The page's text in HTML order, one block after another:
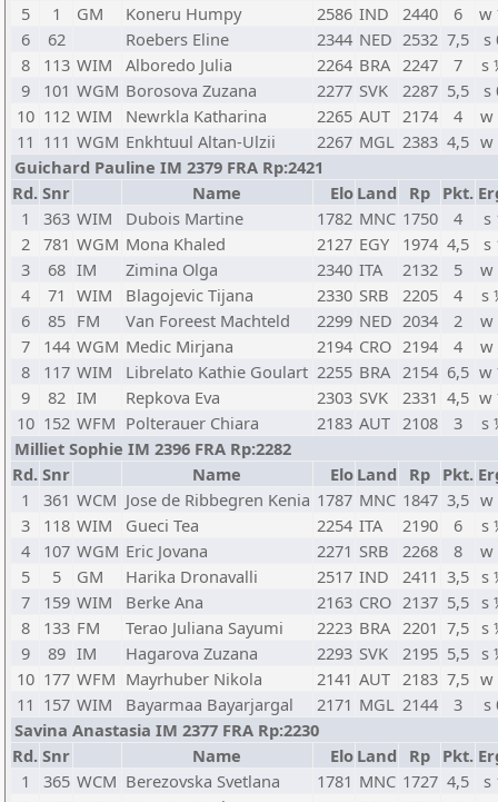
5
1 GM Koneru Humpy 2586 IND 2440 6
w
6
62 Roebers Eline 2344 NED 2532 7,5
s
8
113 WIM Alboredo Julia 2264 BRA 2247 7
s
9
101 WGM Borosova Zuzana 2277 SVK 2287 5,5
s
10 112 WIM Newrkla Katharina 2265 AUT 2174 4
w
11 111 WGM Enkhtuul Altan-Ulzii 2267 MGL 2383 4,5 w
Guichard Pauline IM 2379 FRA Rp:2421
Rd. Snr Name Elo Land Rp Pkt.
1
363 WIM Dubois Martine 1782 MNC 1750 4
s
2 781 WGM Mona Khaled 2127 EGY 1974 4,5
s
3
68 IM Zimina Olga 2340 ITA 2132 5
w
4
71 WIM Blagojevic Tijana 2330 SRB 2205 4
s
6
85 FM Van Foreest Machteld 2299 NED 2034 2
w
7
144 WGM Medic Mirjana 2194 CRO 2194 4
w
8
117 WIM Librelato Kathie Goulart 2255 BRA 2154 6,5 w
9
82 IM Repkova Eva 2303 SVK 2331 4,5 w
10 152 WFM Polterauer Chiara 2183 AUT 2108 3
s
Milliet Sophie IM 2396 FRA Rp:2282
Rd. Snr Name Elo Land Rp Pkt.
1
361 WCM Jose de Ribbegren Kenia 1787 MNC 1847 3,5 w
3
118 WIM Gueci Tea 2254 ITA 2190 6
s
4
107 WGM Eric Jovana 2271 SRB 2268 8
w
5
5 GM Harika Dronavalli 2517 IND 2411 3,5 s
7
159 WIM Berke Ana 2163 CRO 2137 5,5 s
8
133 FM Terao Juliana Sayumi 2223 BRA 2201 7,5 s
9
89 IM Hagarova Zuzana 2293 SVK 2195 5,5 s
10 177 WFM Mayrhuber Nikola 2141 AUT 2183 7,5 w
11 157 WIM Bayarmaa Bayarjargal 2171 MGL 2144 3
s
Savina Anastasia IM 2377 FRA Rp:2230
Rd. Snr Name Elo Land Rp Pkt.
1
365 WCM Berezovska Svetlana 1781 MNC 1727 4,5
s